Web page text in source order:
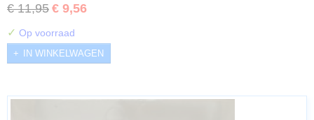
€ 11,95 € 9,56
✓ Op voorraad
IN WINKELWAGEN